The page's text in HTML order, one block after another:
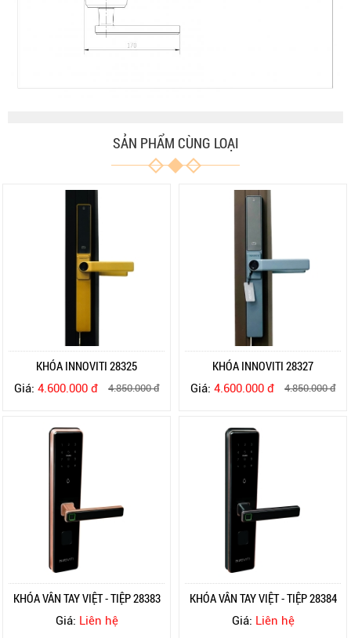
SẢN PHẨM CÙNG LOẠI
KHÓA INNOVITI 28325
Giá: 4.600.000 đ 4.850.000 đ
KHÓA INNOVITI 28327
Giá: 4.600.000 đ 4.850.000 đ
KHÓA VÂN TAY VIỆT - TIỆP 28383
Giá: Liên hệ
KHÓA VÂN TAY VIỆT - TIỆP 28384
Giá: Liên hệ